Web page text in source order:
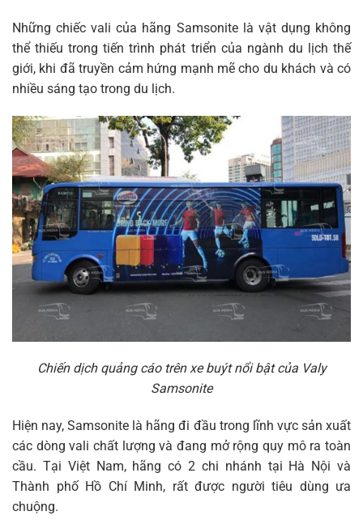
Những chiếc vali của hãng Samsonite là vật dụng không
thể thiếu trong tiến trình phát triển của ngành du lịch thế
giới, khi đã truyền cảm hứng mạnh mẽ cho du khách và có
nhiều sáng tạo trong du lịch.
Chiến dịch quảng cáo trên xe buýt nổi bật của Valy
Samsonite
Hiện nay, Samsonite là hãng đi đầu trong lĩnh vực sản xuất
các dòng vali chất lượng và đang mở rộng quy mô ra toàn
cầu. Tại Việt Nam, hãng có 2 chi nhánh tại Hà Nội và
Thành phố Hồ Chí Minh, rất được người tiêu dùng ưa
chuộng.